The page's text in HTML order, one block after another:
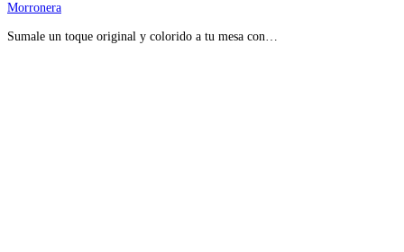
Morronera
Sumale un toque original y colorido a tu mesa con…